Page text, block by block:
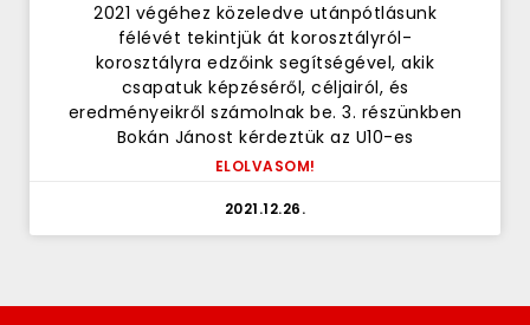
2021 végéhez közeledve utánpótlásunk
félévét tekintjük át korosztályról-
korosztályra edzőink segítségével, akik
csapatuk képzéséről, céljairól, és
eredményeikről számolnak be. 3. részünkben
Bokán Jánost kérdeztük az U10-es
ELOLVASOM!
2021.12.26.